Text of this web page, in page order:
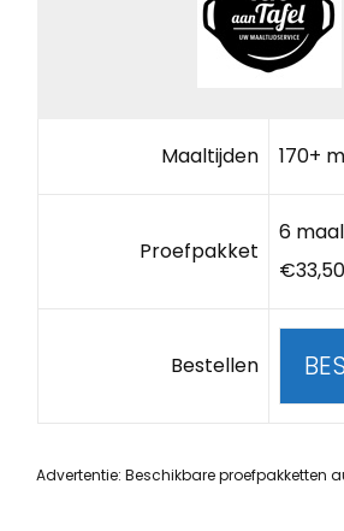
Maaltijden 170+
Proefpakket
6
€33,50
Bestellen
Advertentie: Beschikbare proefpakketten